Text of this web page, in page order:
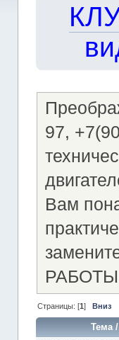
97,
Вам
Страницы: [1] Вниз
Тема/